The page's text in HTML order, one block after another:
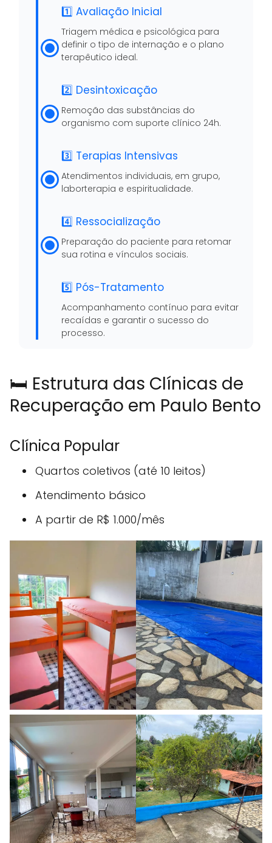
1️⃣ Avaliação Inicial
Triagem médica e psicológica para
definir o tipo de internação e o plano
terapêutico ideal.
2️⃣ Desintoxicação
Remoção das substâncias do
organismo com suporte clínico 24h.
3️⃣ Terapias Intensivas
Atendimentos individuais, em grupo,
laborterapia e espiritualidade.
4️⃣ Ressocialização
Preparação do paciente para retomar
sua rotina e vínculos sociais.
5️⃣ Pós-Tratamento
Acompanhamento contínuo para evitar
recaídas e garantir o sucesso do
processo.
🛏️ Estrutura das Clínicas de
Recuperação em Paulo Bento
Clínica Popular
Quartos coletivos (até 10 leitos)
Atendimento básico
A partir de R$ 1.000/mês